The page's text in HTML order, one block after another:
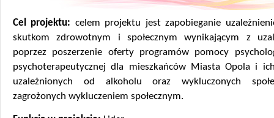
Cel projektu: celem projektu jest zapobieganie
skutkom zdrowotnym i społecznym wynikającym z
poprzez poszerzenie oferty programów pomocy
psychoterapeutycznej dla mieszkańców Miasta Opola i
uzależnionych od alkoholu oraz wykluczonych
zagrożonych wykluczeniem społecznym.